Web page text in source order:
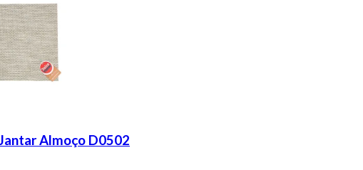
Almoço D0502